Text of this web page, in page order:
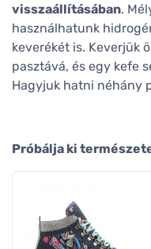
visszaállításában.
használhatunk
keverékét is. Keverjük
pasztává, és egy kefe
Hagyjuk hatni néhány
Próbálja ki